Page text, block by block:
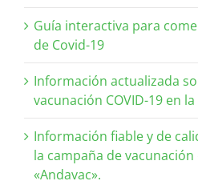
Guía interactiva para
de Covid-19
Información actualizada
vacunación COVID-19 en
Información fiable y de
la campaña de vacunación
«Andavac».